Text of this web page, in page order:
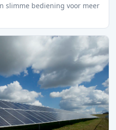
slimme bediening voor meer